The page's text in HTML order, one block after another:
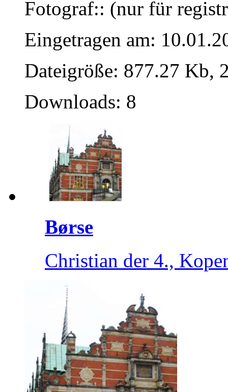
Fotograf:: (nur für
Eingetragen am:
Dateigröße: 877.27 Kb,
Downloads: 8
Børse
Christian der 4.,